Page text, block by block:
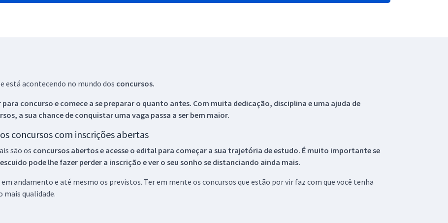
está acontecendo no mundo dos concursos.
concurso e comece a se preparar o quanto antes. Com muita dedicação, disciplina e uma ajuda de
a sua chance de conquistar uma vaga passa a ser bem maior.
concursos com inscrições abertas
são os concursos abertos e acesse o edital para começar a sua trajetória de estudo. É muito importante se
pode lhe fazer perder a inscrição e ver o seu sonho se distanciando ainda mais.
andamento e até mesmo os previstos. Ter em mente os concursos que estão por vir faz com que você tenha
mais qualidade.